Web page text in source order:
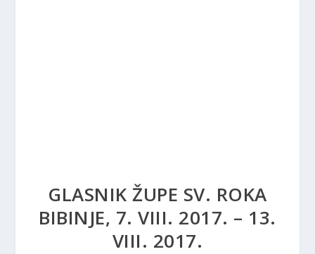
GLASNIK ŽUPE SV. ROKA
BIBINJE, 7. VIII. 2017. – 13.
VIII. 2017.